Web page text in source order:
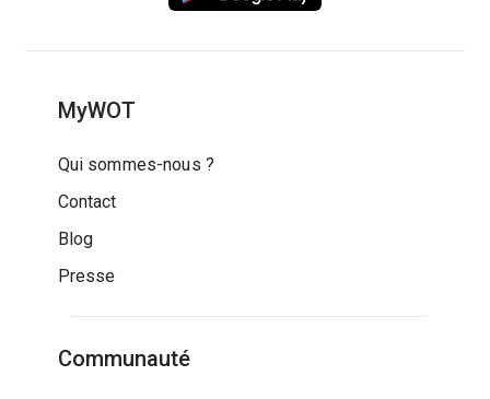
MyWOT
Qui sommes-nous ?
Contact
Blog
Presse
Communauté